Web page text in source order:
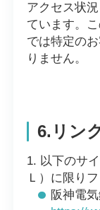
アクセス状
ています。
では特定の
りません。
6.リン
以下のサ
Ｌ）に限りフ
阪神電